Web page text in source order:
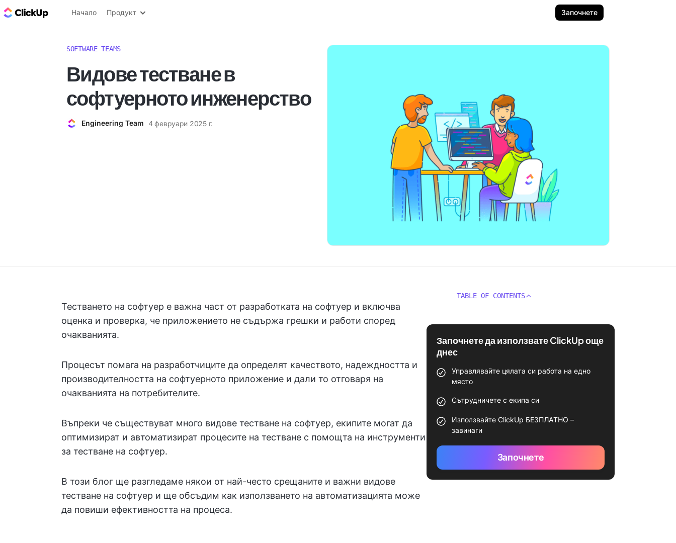
ClickUp блог
Начало Продукт Започнете
SOFTWARE TEAMS
Видове тестване в
софтуерното инженерство
Engineering Team 4 февруари 2025 г.
Тестването на софтуер е важна част от разработката на софтуер и включва
оценка и проверка, че приложението не съдържа грешки и работи според
очакванията.
Процесът помага на разработчиците да определят качеството, надеждността и
производителността на софтуерното приложение и дали то отговаря на
очакванията на потребителите.
Въпреки че съществуват много видове тестване на софтуер, екипите могат да
оптимизират и автоматизират процесите на тестване с помощта на инструменти
за тестване на софтуер.
В този блог ще разгледаме някои от най-често срещаните и важни видове
тестване на софтуер и ще обсъдим как използването на автоматизацията може
да повиши ефективността на процеса.
TABLE OF CONTENTS
Започнете да използвате ClickUp още
днес
Управлявайте цялата си работа на едно
място
Сътрудничете с екипа си
Използвайте ClickUp БЕЗПЛАТНО –
завинаги
Започнете